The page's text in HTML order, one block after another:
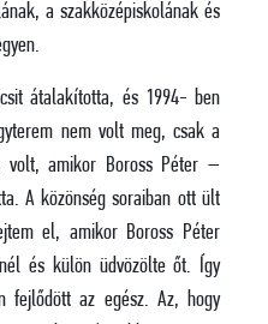
a szakközépiskolának és
átalakította, és 1994- ben
nem volt meg, csak a
volt, amikor Boross Péter –
A közönség soraiban ott ült
el, amikor Boross Péter
és külön üdvözölte őt. Így
fejlődött az egész. Az, hogy